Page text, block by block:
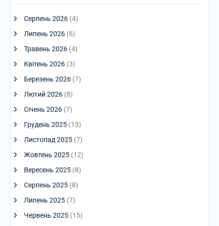
Серпень 2026(4)
Липень 2026(6)
Травень 2026(4)
Квітень 2026(3)
Березень 2026(7)
Лютий 2026(8)
Січень 2026(7)
Грудень 2025(13)
Листопад 2025(7)
Жовтень 2025(12)
Вересень 2025(8)
Серпень 2025(8)
Липень 2025(7)
Червень 2025(15)